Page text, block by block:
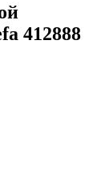
412888